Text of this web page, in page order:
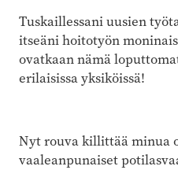
Tuskaillessani uusien
itseäni hoitotyön
ovatkaan nämä
erilaisissa yksiköissä!
Nyt rouva killittää minua
vaaleanpunaiset